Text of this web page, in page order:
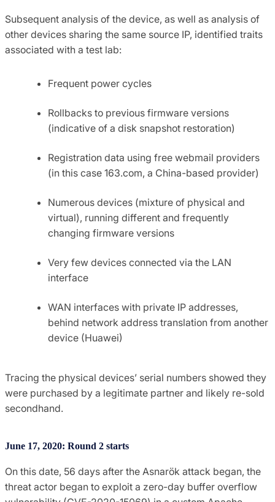
Subsequent analysis of the device, as well as analysis of
other devices sharing the same source IP, identified traits
associated with a test lab:
Frequent power cycles
Rollbacks to previous firmware versions
(indicative of a disk snapshot restoration)
Registration data using free webmail providers
(in this case 163.com, a China-based provider)
Numerous devices (mixture of physical and
virtual), running different and frequently
changing firmware versions
Very few devices connected via the LAN
interface
WAN interfaces with private IP addresses,
behind network address translation from another
device (Huawei)
Tracing the physical devices’ serial numbers showed they
were purchased by a legitimate partner and likely re-sold
secondhand.
June 17, 2020: Round 2 starts
On this date, 56 days after the Asnarök attack began, the
threat actor began to exploit a zero-day buffer overflow